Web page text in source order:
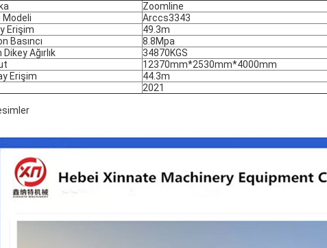
Zoomline
Modeli
Arccs3343
Erişim
49.3m
Basıncı
8.8Mpa
Ağırlık
34870KGS
12370mm*2530mm*4000mm
Erişim
44.3m
2021